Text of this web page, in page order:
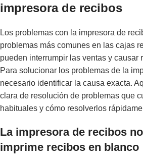
impresora de recibos
Los problemas con la impresora de
problemas más comunes en las cajas
pueden interrumpir las ventas y causar
Para solucionar los problemas de la
necesario identificar la causa exacta.
clara de resolución de problemas que
habituales y cómo resolverlos
La impresora de recibos
imprime recibos en blanco